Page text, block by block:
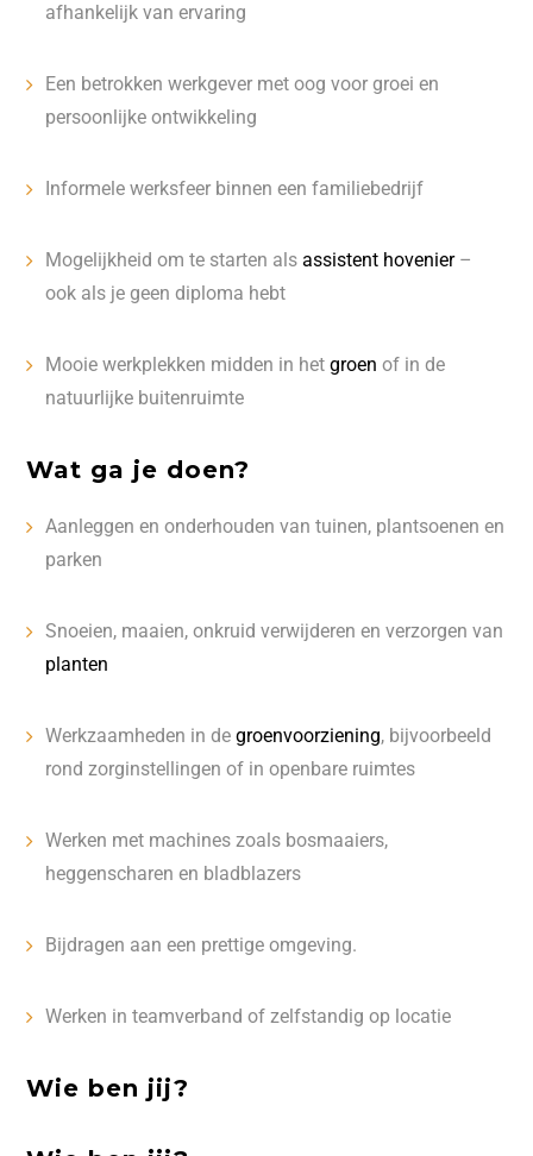
afhankelijk van ervaring
Een betrokken werkgever met oog voor groei en
persoonlijke ontwikkeling
Informele werksfeer binnen een familiebedrijf
Mogelijkheid om te starten alsassistent hovenier–
ook als je geen diploma hebt
Mooie werkplekken midden in hetgroen of in de
natuurlijke buitenruimte
Wat ga je doen?
Aanleggen en onderhouden van tuinen, plantsoenen en
parken
Snoeien, maaien, onkruid verwijderen en verzorgen van
planten
Werkzaamheden in degroenvoorziening, bijvoorbeeld
rond zorginstellingen of in openbare ruimtes
Werken met machines zoals bosmaaiers,
heggenscharen en bladblazers
Bijdragen aan een prettige omgeving.
Werken in teamverband of zelfstandig op locatie
Wie ben jij?